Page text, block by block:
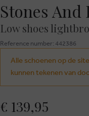
Stones And
Low shoes
Reference number: 442386
Alle schoenen op de
kunnen tekenen van
€ 139,95